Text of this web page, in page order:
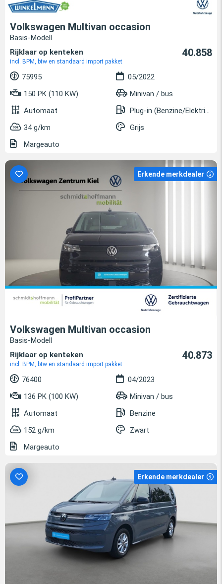
Volkswagen Multivan occasion
Basis-Modell
Rijklaar op kenteken
incl. BPM, btw en standaard import pakket
40.858
75995
05/2022
150 PK (110 KW)
Minivan / bus
Automaat
Plug-in (Benzine/Elektrisch)
34 g/km
Grijs
Margeauto
Erkende merkdealer
Volkswagen Multivan occasion
Basis-Modell
Rijklaar op kenteken
incl. BPM, btw en standaard import pakket
40.873
76400
04/2023
136 PK (100 KW)
Minivan / bus
Automaat
Benzine
152 g/km
Zwart
Margeauto
Erkende merkdealer